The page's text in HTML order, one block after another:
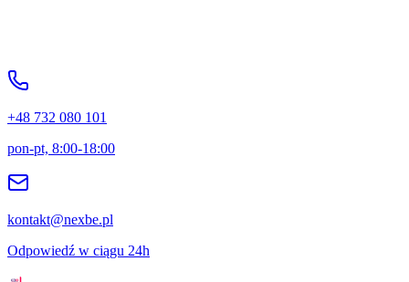
+48 732 080 101
pon-pt, 8:00-18:00
kontakt@nexbe.pl
Odpowiedź w ciągu 24h